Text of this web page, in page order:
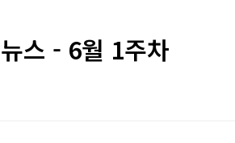
스 - 6월 1주차